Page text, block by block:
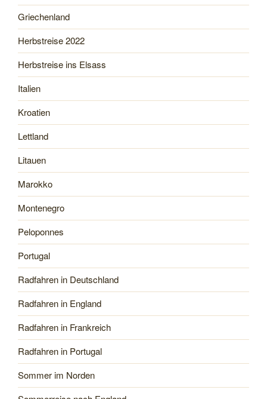
Griechenland
Herbstreise 2022
Herbstreise ins Elsass
Italien
Kroatien
Lettland
Litauen
Marokko
Montenegro
Peloponnes
Portugal
Radfahren in Deutschland
Radfahren in England
Radfahren in Frankreich
Radfahren in Portugal
Sommer im Norden